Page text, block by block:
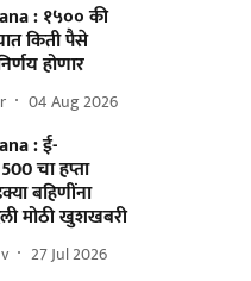
: १५०० की
किती पैसे
होणार
04 Aug 2026
: ई-
चा हप्ता
बहिणींना
मोठी खुशखबरी
27 Jul 2026